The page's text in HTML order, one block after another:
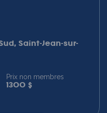
Saint-Jean-sur-
Prix non membres
1300 $